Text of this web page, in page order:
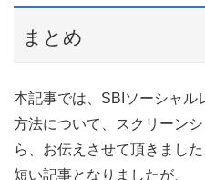
まとめ
本記事では、SBIソーシャル
方法について、スクリーン
ら、お伝えさせて頂きました
短い記事となりましたが、